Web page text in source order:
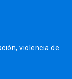
violencia de